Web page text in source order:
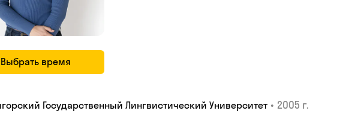
Выбрать время
Государственный Лингвистический Университет • 2005 г.